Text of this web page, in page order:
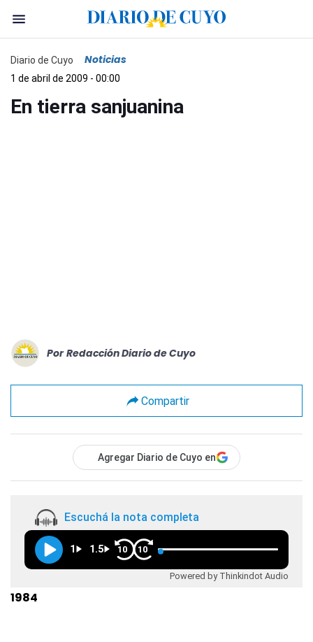
Diario de Cuyo Noticias
1 de abril de 2009 - 00:00
En tierra sanjuanina
Por Redacción Diario de Cuyo
Compartir
Agregar Diario de Cuyo en
Escuchá la nota completa
1 1.5 10 10
Powered by Thinkindot Audio
1984